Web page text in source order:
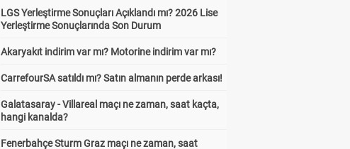
LGS Yerleştirme Sonuçları Açıklandı mı? 2026 Lise
Yerleştirme Sonuçlarında Son Durum
Akaryakıt indirim var mı? Motorine indirim var mı?
CarrefourSA satıldı mı? Satın almanın perde arkası!
Galatasaray - Villareal maçı ne zaman, saat kaçta,
hangi kanalda?
Fenerbahçe Sturm Graz maçı ne zaman, saat